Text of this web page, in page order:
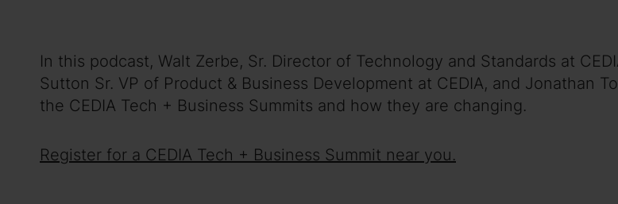
In this podcast, Walt Zerbe, Sr. Director of Technology and Standards at
Sutton Sr. VP of Product & Business Development at CEDIA, and Jonathan
the CEDIA Tech + Business Summits and how they are changing.
Register for a CEDIA Tech + Business Summit near you.